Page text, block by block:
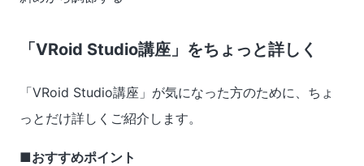
「VRoid Studio講座」をちょっと詳しく
「VRoid Studio講座」が気になった方のために、ちょ
っとだけ詳しくご紹介します。
■おすすめポイント